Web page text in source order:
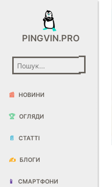
PINGVIN.PRO
📰 НОВИНИ
🏆 ОГЛЯДИ
📄 СТАТТІ
✍️ БЛОГИ
📱 СМАРТФОНИ